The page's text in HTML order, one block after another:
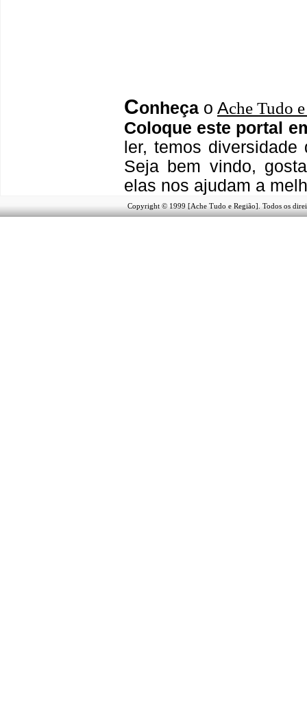
Conheça o Ache Tudo
Coloque este portal
ler, temos diversidade
Seja bem vindo, g
elas nos ajudam a
Copyright © 1999 [Ache Tudo e Região]. Todos os